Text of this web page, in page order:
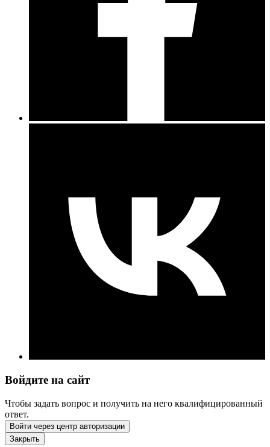
Войдите на сайт
Чтобы задать вопрос и получить на него квалифицированный
ответ.
Войти через центр авторизации
Закрыть